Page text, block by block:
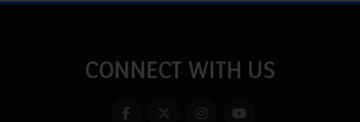
CONNECT WITH US